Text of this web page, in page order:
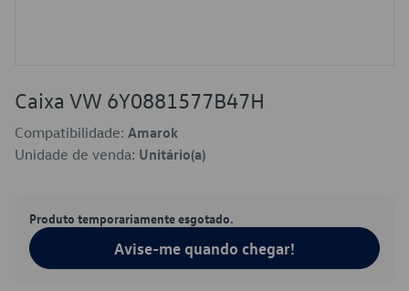
Caixa VW 6Y0881577B47H
Compatibilidade: Amarok
Unidade de venda: Unitário(a)
Produto temporariamente esgotado.
Avise-me quando chegar!